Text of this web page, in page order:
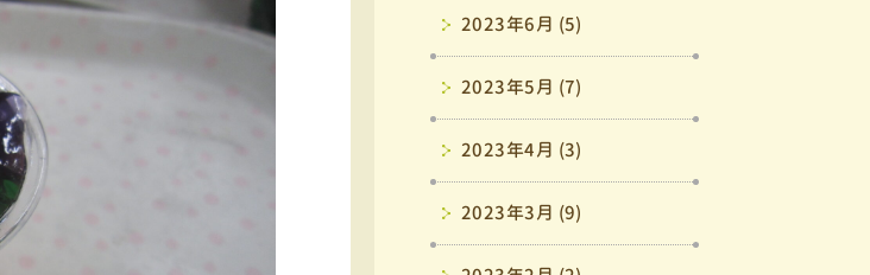
2023年6月 (5)
2023年5月 (7)
2023年4月 (3)
2023年3月 (9)